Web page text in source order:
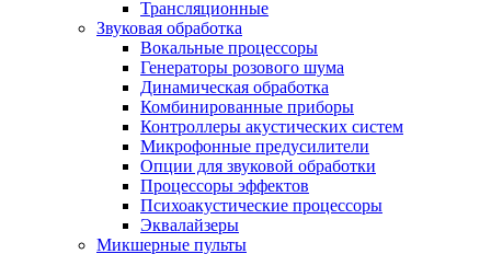
Трансляционные
Звуковая обработка
Вокальные процессоры
Генераторы розового шума
Динамическая обработка
Комбинированные приборы
Контроллеры акустических систем
Микрофонные предусилители
Опции для звуковой обработки
Процессоры эффектов
Психоакустические процессоры
Эквалайзеры
Микшерные пульты